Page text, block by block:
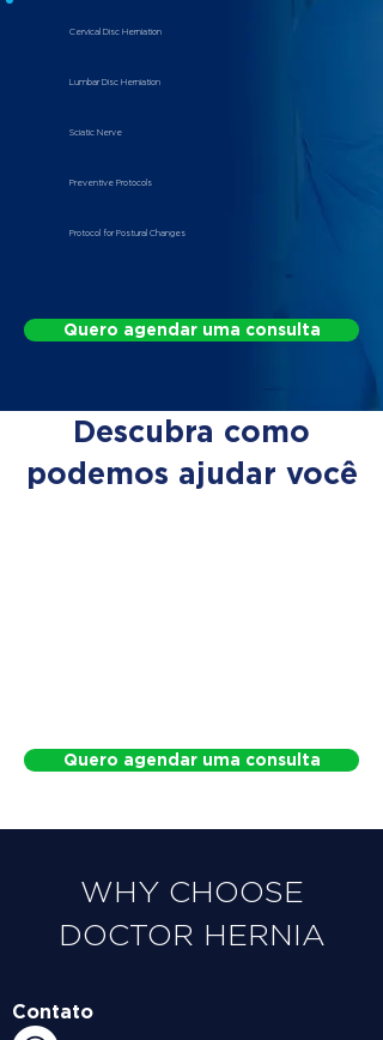
Cervical Disc Herniation
Lumbar Disc Herniation
Sciatic Nerve
Preventive Protocols
Protocol for Postural Changes
Quero agendar uma consulta
Descubra como
podemos ajudar você
Quero agendar uma consulta
WHY CHOOSE
DOCTOR HERNIA
Contato